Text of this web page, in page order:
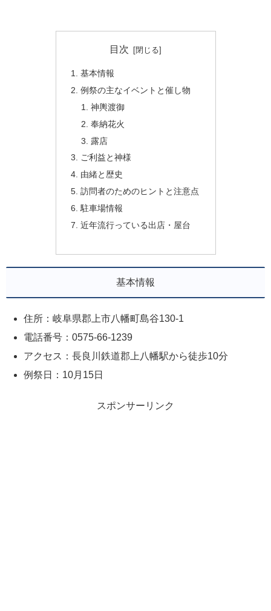
目次
基本情報
例祭の主なイベントと催し物
神輿渡御
奉納花火
露店
ご利益と神様
由緒と歴史
訪問者のためのヒントと注意点
駐車場情報
近年流行っている出店・屋台
基本情報
住所：岐阜県郡上市八幡町島谷130-1
電話番号：0575-66-1239
アクセス：長良川鉄道郡上八幡駅から徒歩10分
例祭日：10月15日
スポンサーリンク